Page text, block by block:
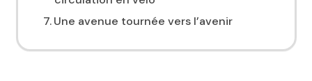
Une avenue tournée vers l’avenir